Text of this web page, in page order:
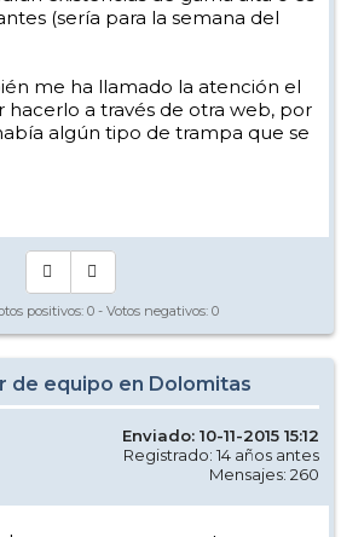
(sería para la semana del
me ha llamado la atención el
hacerlo a través de otra web, por
algún tipo de trampa que se
positivos: 0 - Votos negativos: 0
de equipo en Dolomitas
Enviado: 10-11-2015 15:12
Registrado: 14 años antes
Mensajes: 260